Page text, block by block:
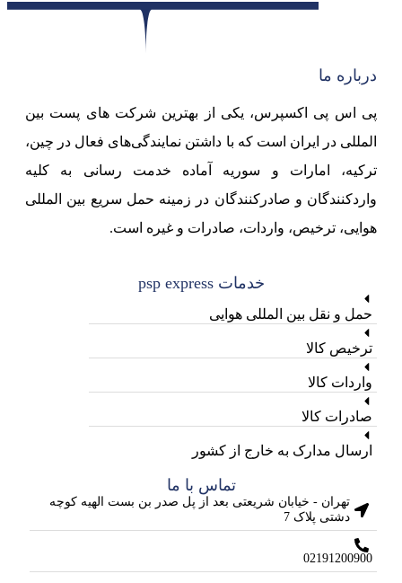
درباره ما
پی اس پی اکسپرس، یکی از بهترین شرکت های پست بین
المللی در ایران است که با داشتن نمایندگی‌های فعال در چین،
ترکیه، امارات و سوریه آماده خدمت رسانی به کلیه
واردکنندگان و صادرکنندگان در زمینه حمل سریع بین المللی
هوایی، ترخیص، واردات، صادرات و غیره است.
خدمات psp express
حمل و نقل بین المللی هوایی
ترخیص کالا
واردات کالا
صادرات کالا
ارسال مدارک به خارج از کشور
تماس با ما
تهران - خیابان شریعتی بعد از پل صدر بن بست الهیه کوچه
دشتی پلاک 7
02191200900